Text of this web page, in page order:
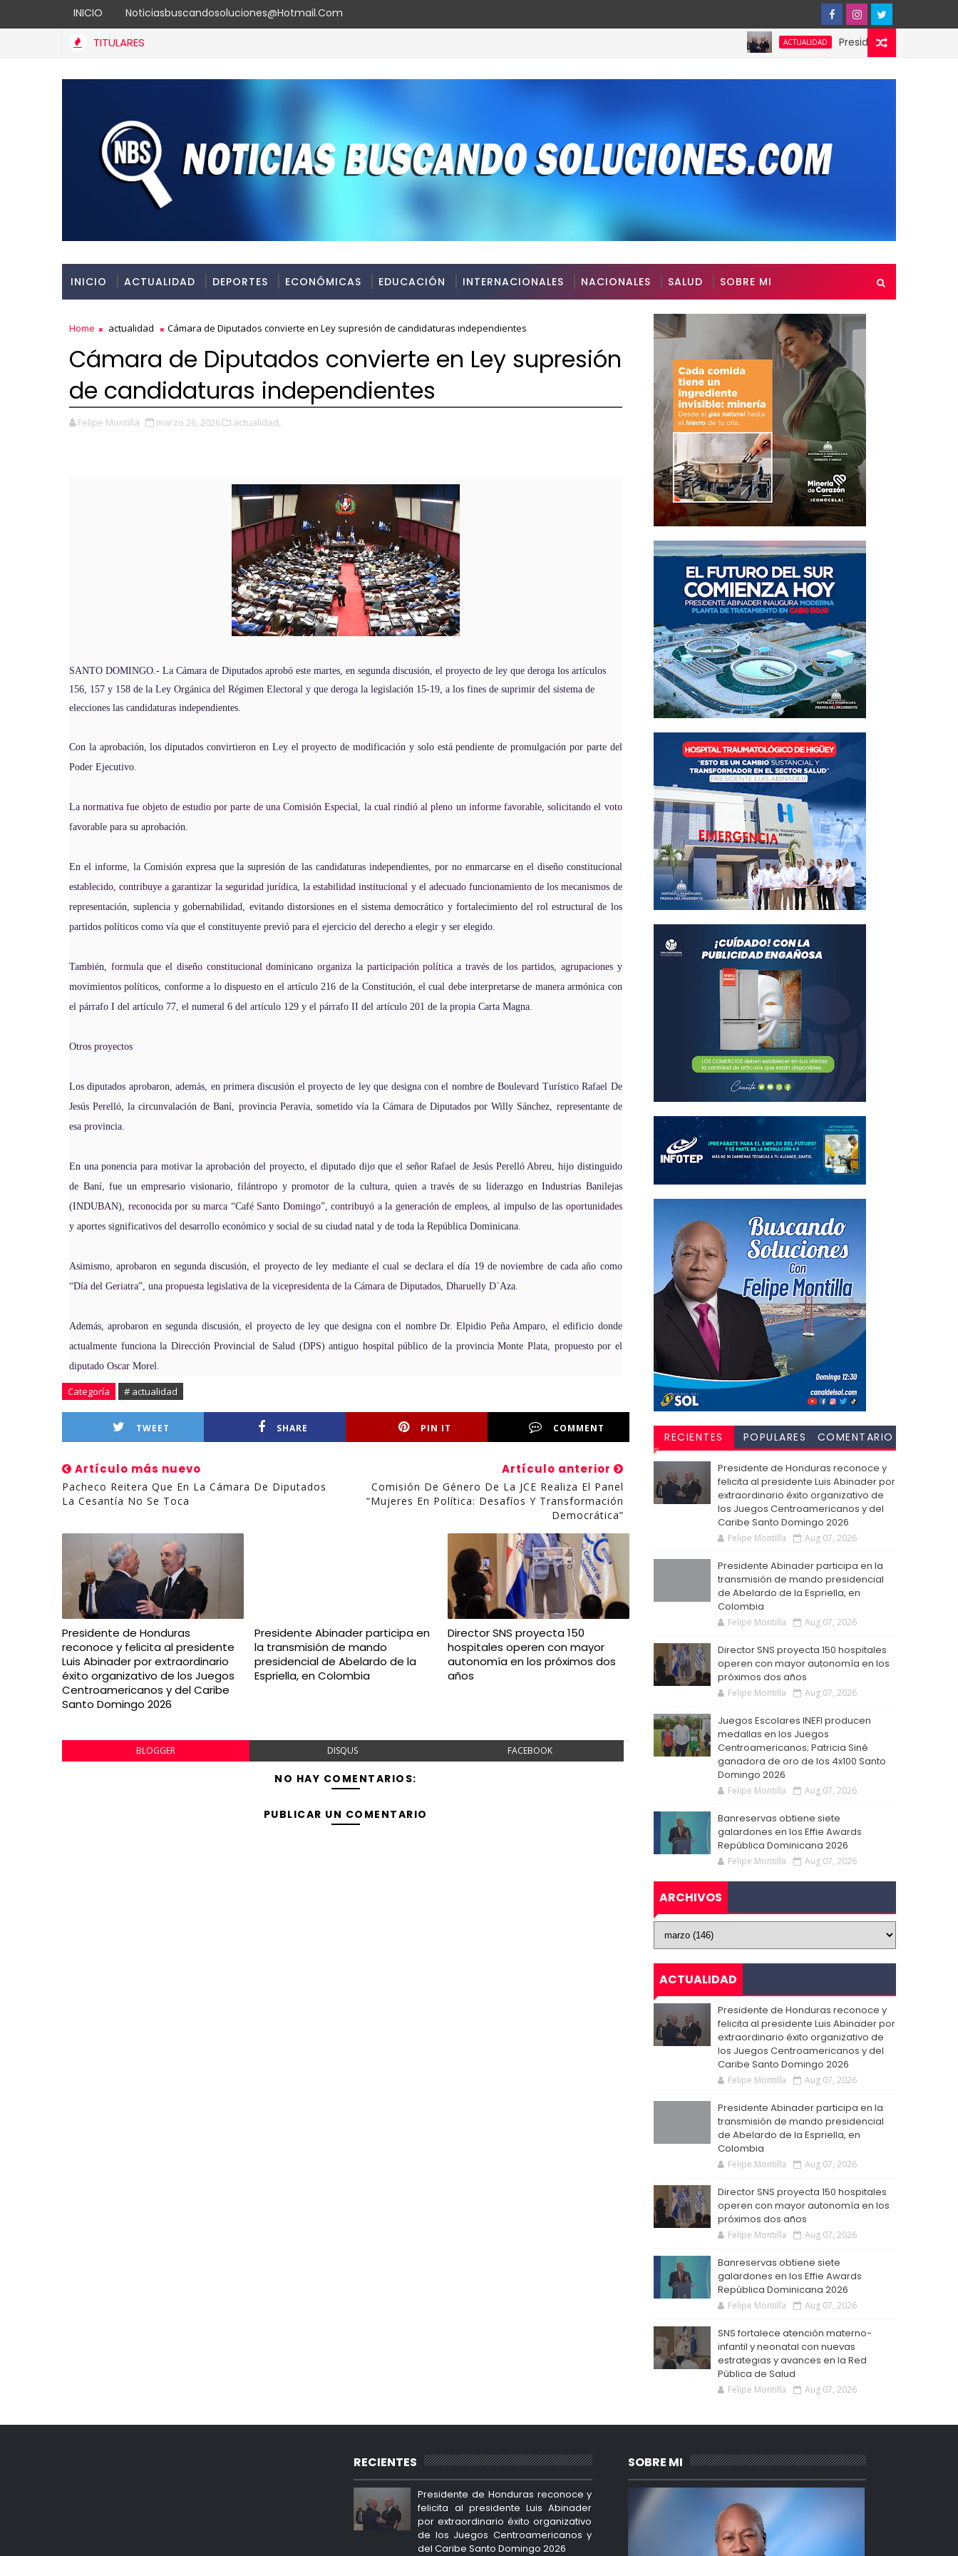
INICIO Noticiasbuscandosoluciones@hotmail.com
TITULARES ACTUALIDAD Presidente de Honduras
INICIO ACTUALIDAD DEPORTES ECONÓMICAS EDUCACIÓN INTERNACIONALES NACIONALES SALUD SOBRE MI
Home actualidad Cámara de Diputados convierte en Ley supresión de candidaturas independientes
Cámara de Diputados convierte en Ley supresión
de candidaturas independientes
Felipe Montilla marzo 26, 2026 actualidad,
SANTO DOMINGO.- La Cámara de Diputados aprobó este martes, en segunda discusión, el proyecto de ley que deroga los artículos
156, 157 y 158 de la Ley Orgánica del Régimen Electoral y que deroga la legislación 15-19, a los fines de suprimir del sistema de
elecciones las candidaturas independientes.
Con la aprobación, los diputados convirtieron en Ley el proyecto de modificación y solo está pendiente de promulgación por parte del
Poder Ejecutivo.
La normativa fue objeto de estudio por parte de una Comisión Especial, la cual rindió al pleno un informe favorable, solicitando el voto
favorable para su aprobación.
En el informe, la Comisión expresa que la supresión de las candidaturas independientes, por no enmarcarse en el diseño constitucional
establecido, contribuye a garantizar la seguridad jurídica, la estabilidad institucional y el adecuado funcionamiento de los mecanismos de
representación, suplencia y gobernabilidad, evitando distorsiones en el sistema democrático y fortalecimiento del rol estructural de los
partidos políticos como vía que el constituyente previó para el ejercicio del derecho a elegir y ser elegido.
También, formula que el diseño constitucional dominicano organiza la participación política a través de los partidos, agrupaciones y
movimientos políticos, conforme a lo dispuesto en el artículo 216 de la Constitución, el cual debe interpretarse de manera armónica con
el párrafo I del artículo 77, el numeral 6 del artículo 129 y el párrafo II del artículo 201 de la propia Carta Magna.
Otros proyectos
Los diputados aprobaron, además, en primera discusión el proyecto de ley que designa con el nombre de Boulevard Turístico Rafael De
Jesús Perelló, la circunvalación de Baní, provincia Peravia, sometido vía la Cámara de Diputados por Willy Sánchez, representante de
esa provincia.
En una ponencia para motivar la aprobación del proyecto, el diputado dijo que el señor Rafael de Jesús Perelló Abreu, hijo distinguido
de Baní, fue un empresario visionario, filántropo y promotor de la cultura, quien a través de su liderazgo en Industrias Banilejas
(INDUBAN), reconocida por su marca “Café Santo Domingo”, contribuyó a la generación de empleos, al impulso de las oportunidades
y aportes significativos del desarrollo económico y social de su ciudad natal y de toda la República Dominicana.
Asimismo, aprobaron en segunda discusión, el proyecto de ley mediante el cual se declara el día 19 de noviembre de cada año como
“Día del Geriatra”, una propuesta legislativa de la vicepresidenta de la Cámara de Diputados, Dharuelly D´Aza.
Además, aprobaron en segunda discusión, el proyecto de ley que designa con el nombre Dr. Elpidio Peña Amparo, el edificio donde
actualmente funciona la Dirección Provincial de Salud (DPS) antiguo hospital público de la provincia Monte Plata, propuesto por el
diputado Oscar Morel.
Categoría # actualidad
TWEET SHARE PIN IT COMMENT
Artículo más nuevo
Pacheco Reitera Que En La Cámara De Diputados
La Cesantía No Se Toca
Artículo anterior
Comisión De Género De La JCE Realiza El Panel
“Mujeres En Política: Desafíos Y Transformación
Democrática”
Presidente de Honduras
reconoce y felicita al presidente
Luis Abinader por extraordinario
éxito organizativo de los Juegos
Centroamericanos y del Caribe
Santo Domingo 2026
Presidente Abinader participa en
la transmisión de mando
presidencial de Abelardo de la
Espriella, en Colombia
Director SNS proyecta 150
hospitales operen con mayor
autonomía en los próximos dos
años
BLOGGER DISQUS FACEBOOK
NO HAY COMENTARIOS:
PUBLICAR UN COMENTARIO
RECIENTES POPULARES
COMENTARIO
Presidente de Honduras reconoce y
felicita al presidente Luis Abinader por
extraordinario éxito organizativo de
los Juegos Centroamericanos y del
Caribe Santo Domingo 2026
Felipe Montilla Aug 07, 2026
Presidente Abinader participa en la
transmisión de mando presidencial
de Abelardo de la Espriella, en
Colombia
Felipe Montilla Aug 07, 2026
Director SNS proyecta 150 hospitales
operen con mayor autonomía en los
próximos dos años
Felipe Montilla Aug 07, 2026
Juegos Escolares INEFI producen
medallas en los Juegos
Centroamericanos; Patricia Siné
ganadora de oro de los 4x100 Santo
Domingo 2026
Felipe Montilla Aug 07, 2026
Banreservas obtiene siete
galardones en los Effie Awards
República Dominicana 2026
Felipe Montilla Aug 07, 2026
ARCHIVOS
ACTUALIDAD
Presidente de Honduras reconoce y
felicita al presidente Luis Abinader por
extraordinario éxito organizativo de
los Juegos Centroamericanos y del
Caribe Santo Domingo 2026
Felipe Montilla Aug 07, 2026
Presidente Abinader participa en la
transmisión de mando presidencial
de Abelardo de la Espriella, en
Colombia
Felipe Montilla Aug 07, 2026
Director SNS proyecta 150 hospitales
operen con mayor autonomía en los
próximos dos años
Felipe Montilla Aug 07, 2026
Banreservas obtiene siete
galardones en los Effie Awards
República Dominicana 2026
Felipe Montilla Aug 07, 2026
SNS fortalece atención materno-
infantil y neonatal con nuevas
estrategias y avances en la Red
Pública de Salud
Felipe Montilla Aug 07, 2026
RECIENTES
Presidente de Honduras reconoce y
felicita al presidente Luis Abinader
por extraordinario éxito organizativo
de los Juegos Centroamericanos y
del Caribe Santo Domingo 2026
SOBRE MI